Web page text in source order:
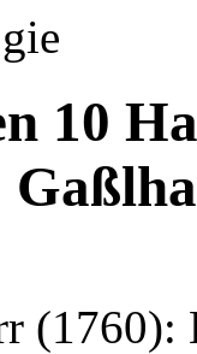
10
(1760):